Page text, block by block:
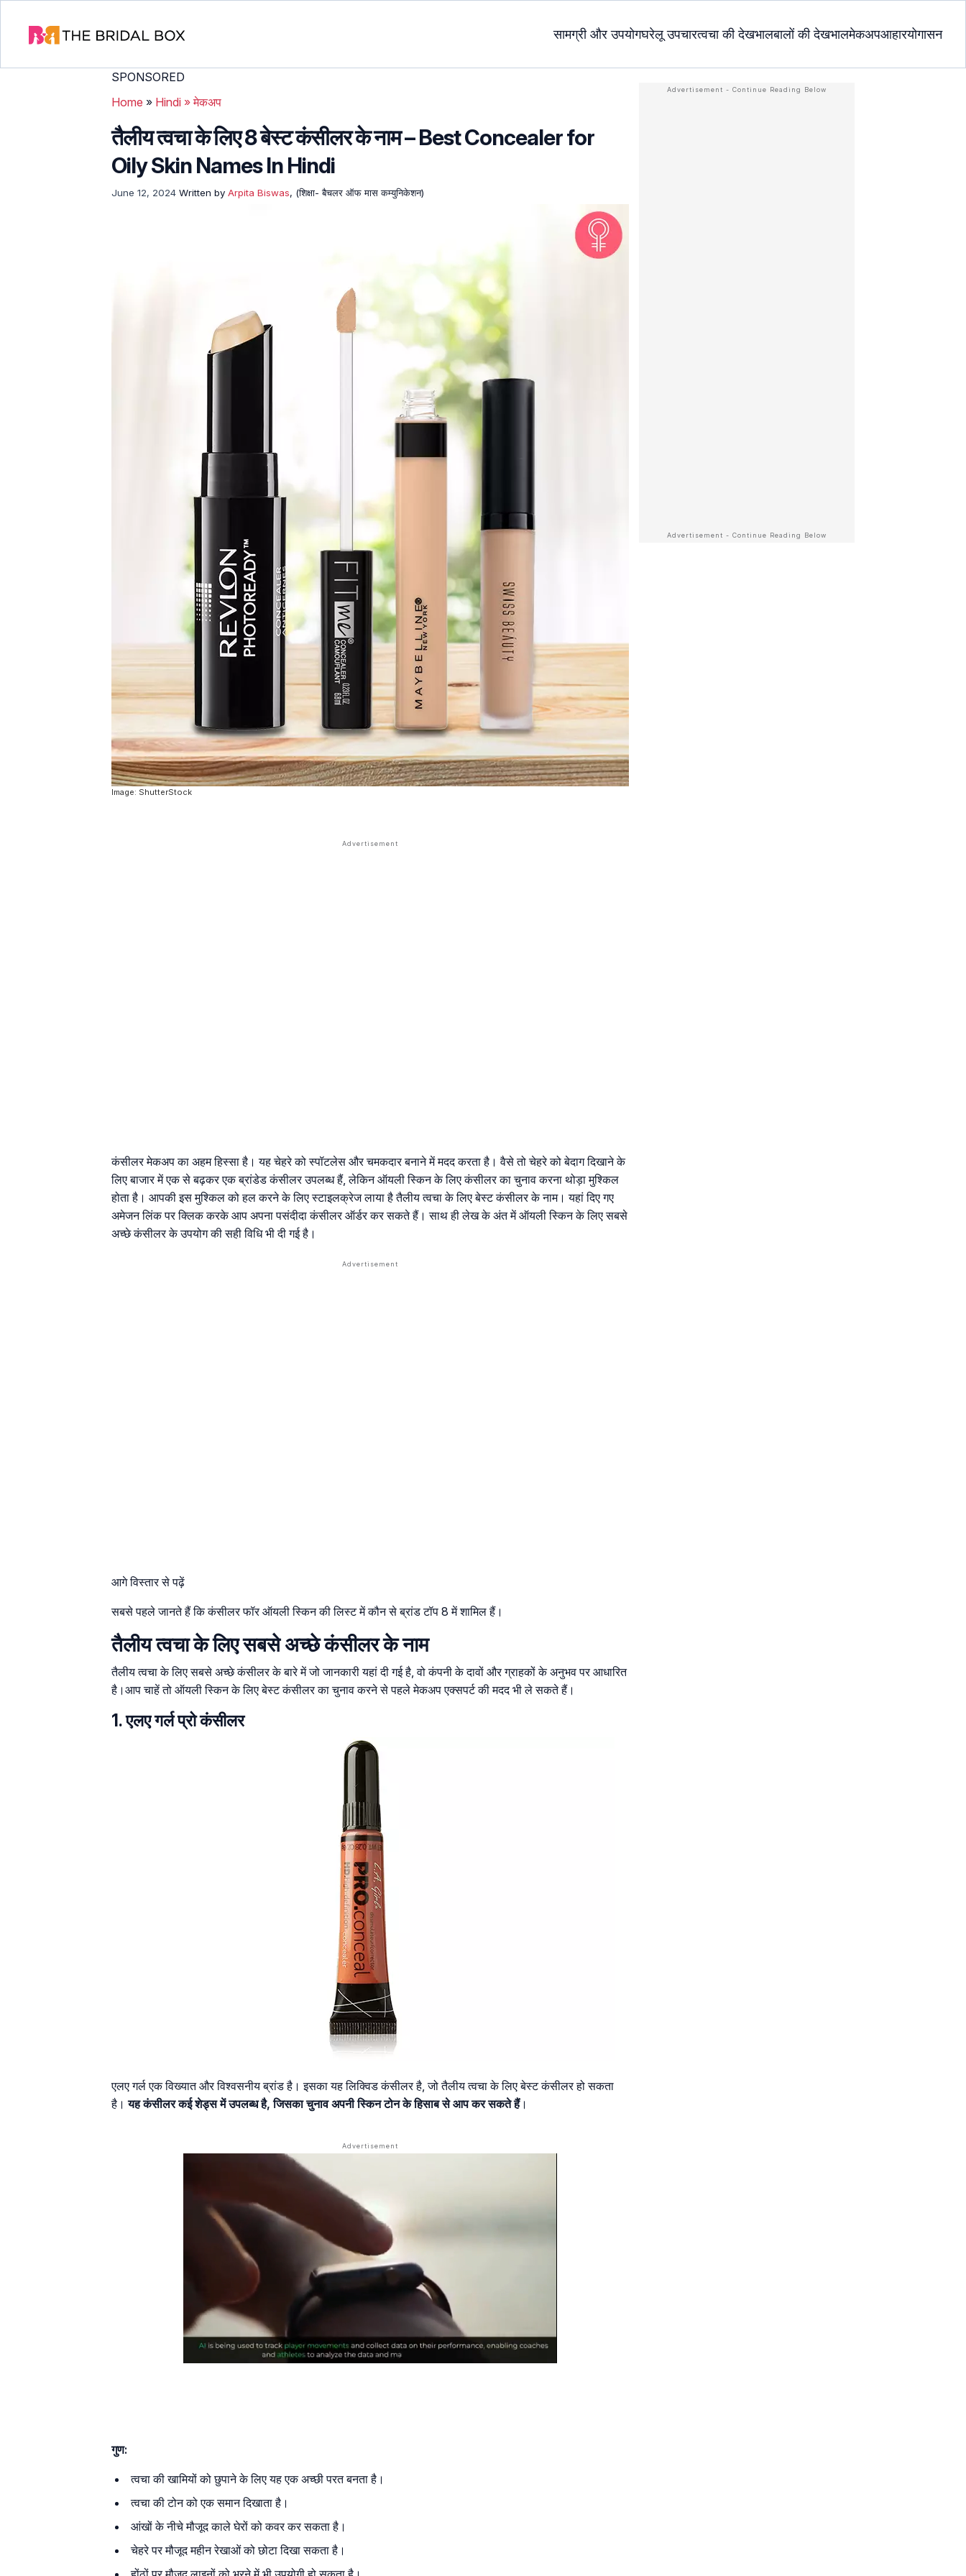
सामग्री और उपयोगघरेलू उपचारत्वचा की देखभालबालों की देखभालमेकअपआहारयोगासन
SPONSORED
Home » Hindi »मेकअप
तैलीय त्वचा के लिए 8 बेस्ट कंसीलर के नाम – Best Concealer for
Oily Skin Names In Hindi
June 12, 2024 Written by Arpita Biswas, (शिक्षा- बैचलर ऑफ मास कम्युनिकेशन)
Image: ShutterStock
कंसीलर मेकअप का अहम हिस्सा है। यह चेहरे को स्पॉटलेस और चमकदार बनाने में मदद करता है। वैसे तो चेहरे को बेदाग दिखाने के
लिए बाजार में एक से बढ़कर एक ब्रांडेड कंसीलर उपलब्ध हैं, लेकिन ऑयली स्किन के लिए कंसीलर का चुनाव करना थोड़ा मुश्किल
होता है। आपकी इस मुश्किल को हल करने के लिए स्टाइलक्रेज लाया है तैलीय त्वचा के लिए बेस्ट कंसीलर के नाम। यहां दिए गए
अमेजन लिंक पर क्लिक करके आप अपना पसंदीदा कंसीलर ऑर्डर कर सकते हैं। साथ ही लेख के अंत में ऑयली स्किन के लिए सबसे
अच्छे कंसीलर के उपयोग की सही विधि भी दी गई है।
आगे विस्तार से पढ़ें
सबसे पहले जानते हैं कि कंसीलर फॉर ऑयली स्किन की लिस्ट में कौन से ब्रांड टॉप 8 में शामिल हैं।
तैलीय त्वचा के लिए सबसे अच्छे कंसीलर के नाम
तैलीय त्वचा के लिए सबसे अच्छे कंसीलर के बारे में जो जानकारी यहां दी गई है, वो कंपनी के दावों और ग्राहकों के अनुभव पर आधारित
है।आप चाहें तो ऑयली स्किन के लिए बेस्ट कंसीलर का चुनाव करने से पहले मेकअप एक्सपर्ट की मदद भी ले सकते हैं।
1. एलए गर्ल प्रो कंसीलर
एलए गर्ल एक विख्यात और विश्वसनीय ब्रांड है। इसका यह लिक्विड कंसीलर है, जो तैलीय त्वचा के लिए बेस्ट कंसीलर हो सकता
है।यह कंसीलर कई शेड्स में उपलब्ध है, जिसका चुनाव अपनी स्किन टोन के हिसाब से आप कर सकते हैं।
गुण:
त्वचा की खामियों को छुपाने के लिए यह एक अच्छी परत बनता है।
त्वचा की टोन को एक समान दिखाता है।
आंखों के नीचे मौजूद काले घेरों को कवर कर सकता है।
चेहरे पर मौजूद महीन रेखाओं को छोटा दिखा सकता है।